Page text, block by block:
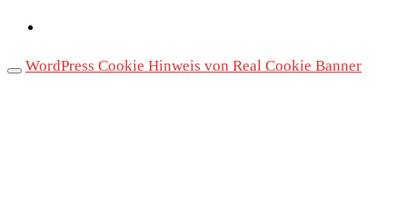
WordPress Cookie Hinweis von Real Cookie Banner